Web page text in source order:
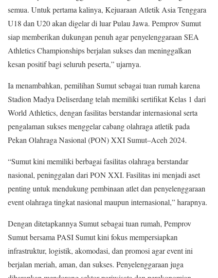
semua. Untuk pertama kalinya, Kejuaraan Atletik Asia Tenggara
U18 dan U20 akan digelar di luar Pulau Jawa. Pemprov Sumut
siap memberikan dukungan penuh agar penyelenggaraan SEA
Athletics Championships berjalan sukses dan meninggalkan
kesan positif bagi seluruh peserta,” ujarnya.
Ia menambahkan, pemilihan Sumut sebagai tuan rumah karena
Stadion Madya Deliserdang telah memiliki sertifikat Kelas 1 dari
World Athletics, dengan fasilitas berstandar internasional serta
pengalaman sukses menggelar cabang olahraga atletik pada
Pekan Olahraga Nasional (PON) XXI Sumut–Aceh 2024.
“Sumut kini memiliki berbagai fasilitas olahraga berstandar
nasional, peninggalan dari PON XXI. Fasilitas ini menjadi aset
penting untuk mendukung pembinaan atlet dan penyelenggaraan
event olahraga tingkat nasional maupun internasional,” harapnya.
Dengan ditetapkannya Sumut sebagai tuan rumah, Pemprov
Sumut bersama PASI Sumut kini fokus mempersiapkan
infrastruktur, logistik, akomodasi, dan promosi agar event ini
berjalan meriah, aman, dan sukses. Penyelenggaraan juga